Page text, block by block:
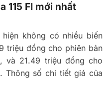
115 FI mới nhất
không có nhiều biến
triệu đồng cho phiên bản
và 21.49 triệu đồng cho
Thông số chi tiết giá của